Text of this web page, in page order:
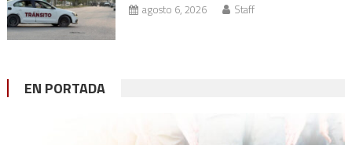
agosto 6, 2026 Staff
EN PORTADA